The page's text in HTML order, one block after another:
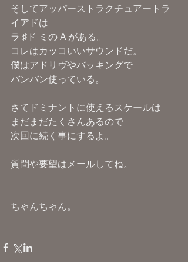
そしてアッパーストラクチュアートラ
イアドは
ラ ♯ド ミの A がある。
コレはカッコいいサウンドだ。
僕はアドリヴやバッキングで
バンバン使っている。
さてドミナントに使えるスケールは
まだまだたくさんあるので
次回に続く事にするよ。
質問や要望はメールしてね。
ちゃんちゃん。